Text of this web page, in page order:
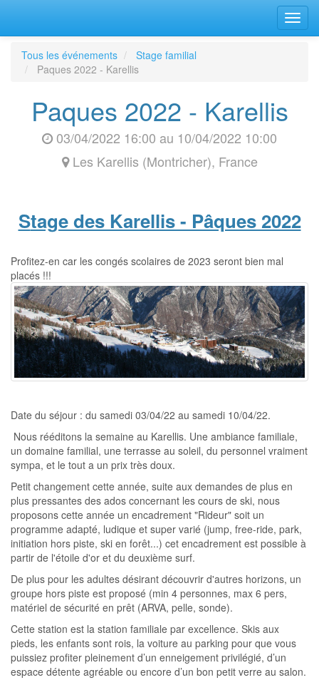
la
Tous les événements
Stage familial
Paques 2022 - Karellis
Paques 2022 - Karellis
03/04/2022 16:00 au 10/04/2022 10:00
Les Karellis (Montricher), France
Stage des Karellis - Pâques 2022
Profitez-en car les congés scolaires de 2023 seront bien mal
placés !!!
Date du séjour : du samedi 03/04/22 au samedi 10/04/22.
Nous rééditons la semaine au Karellis. Une ambiance familiale,
un domaine familial, une terrasse au soleil, du personnel vraiment
sympa, et le tout a un prix très doux.
Petit changement cette année, suite aux demandes de plus en
plus pressantes des ados concernant les cours de ski, nous
proposons cette année un encadrement "Rideur" soit un
programme adapté, ludique et super varié (jump, free-ride, park,
initiation hors piste, ski en forêt...) cet encadrement est possible à
partir de l'étoile d'or et du deuxième surf.
De plus pour les adultes désirant découvrir d'autres horizons, un
groupe hors piste est proposé (min 4 personnes, max 6 pers,
matériel de sécurité en prêt (ARVA, pelle, sonde).
Cette station est la station familiale par excellence. Skis aux
pieds, les enfants sont rois, la voiture au parking pour que vous
puissiez profiter pleinement d’un enneigement privilégié, d’un
espace détente agréable ou encore d’un bon petit verre au salon.